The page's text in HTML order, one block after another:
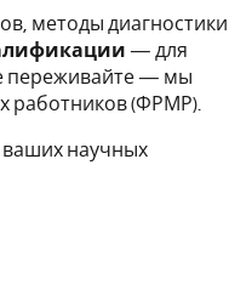
методы диагностики
— для
переживайте — мы
работников (ФРМР).
ваших научных